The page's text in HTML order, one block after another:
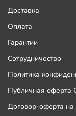
Доставка
Оплата
Гарантии
Сотрудничество
Политика
Публичная оферта
Договор-оферта на